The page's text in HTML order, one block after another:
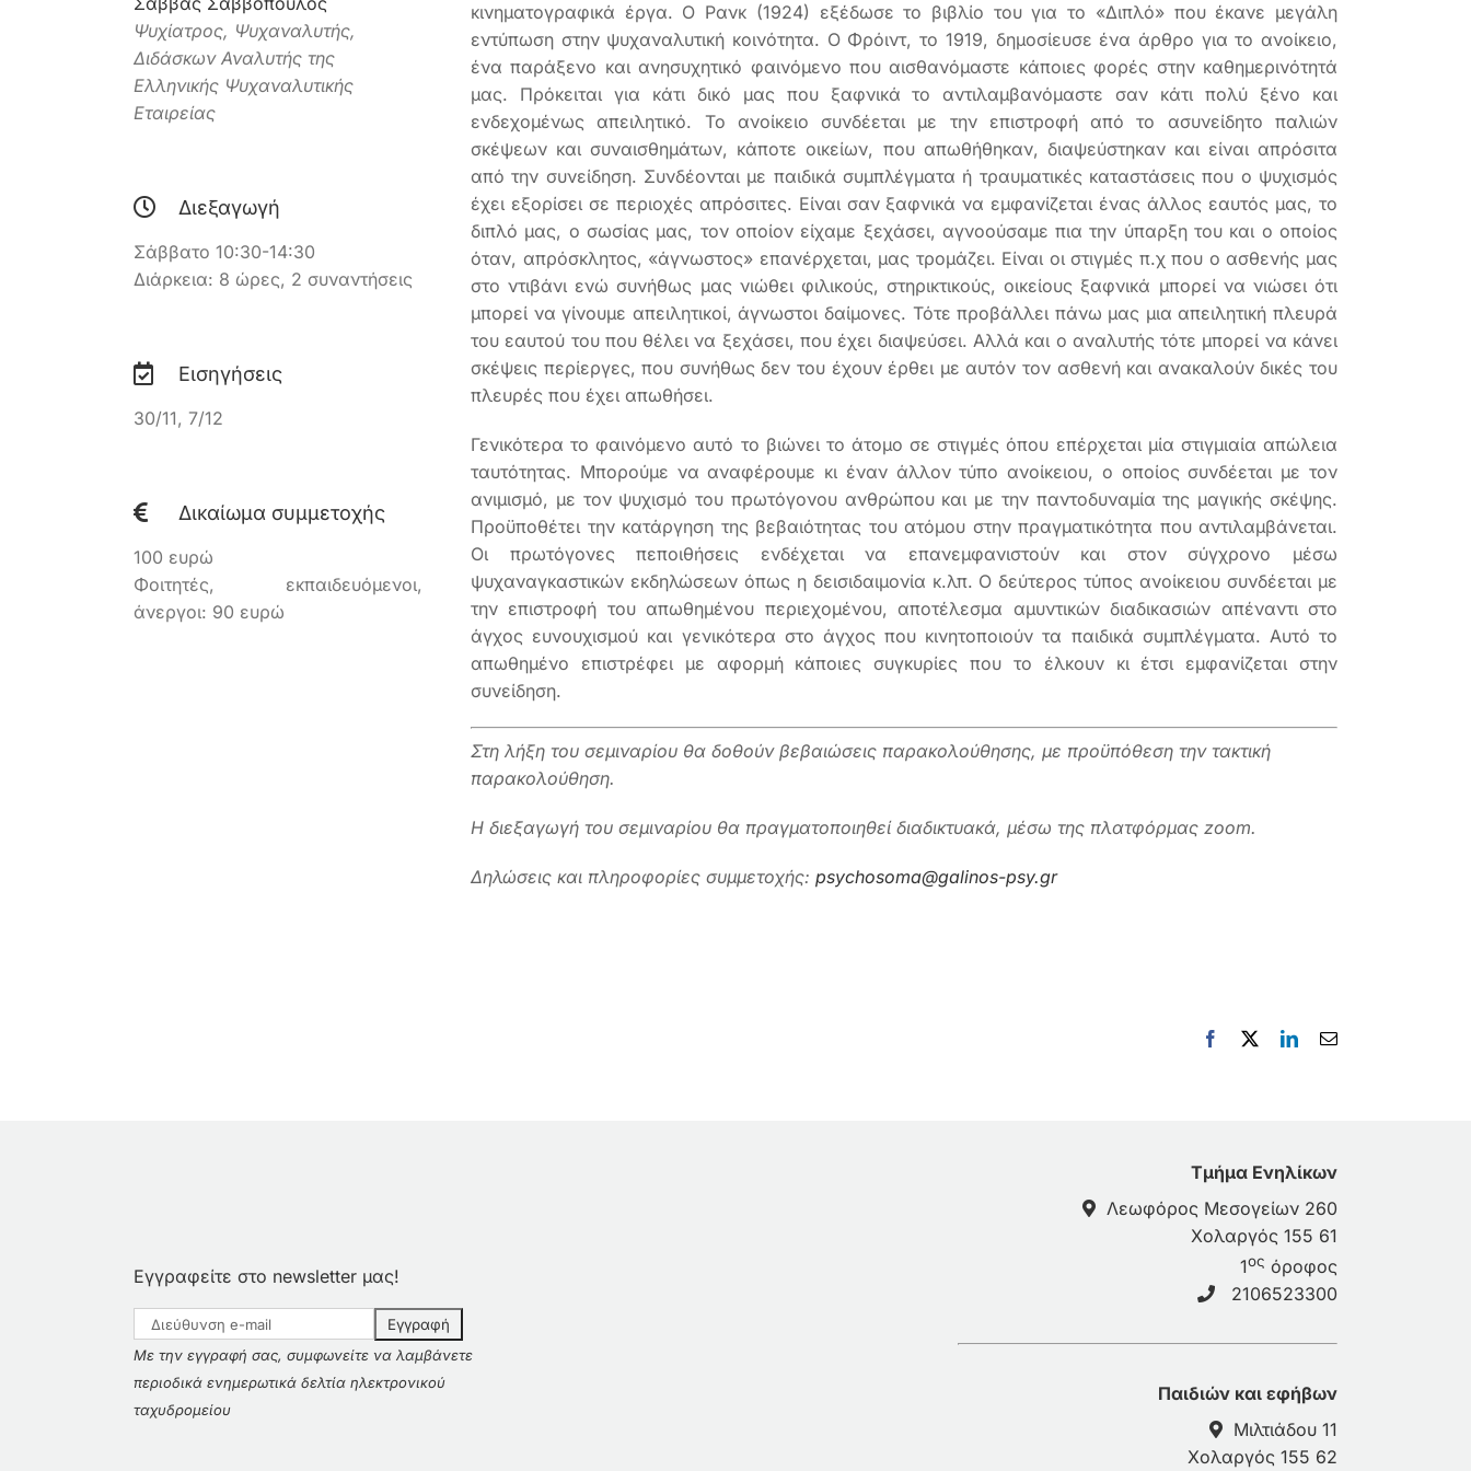
Ψυχίατρος, Ψυχαναλυτής,
Διδάσκων Αναλυτής της
Ελληνικής Ψυχαναλυτικής
Εταιρείας
Διεξαγωγή
Σάββατο 10:30-14:30
Διάρκεια: 8 ώρες, 2 συναντήσεις
Εισηγήσεις
30/11, 7/12
Δικαίωμα συμμετοχής
100 ευρώ
Φοιτητές, εκπαιδευόμενοι,
άνεργοι: 90 ευρώ
κινηματογραφικά έργα. Ο Ρανκ (1924) εξέδωσε το βιβλίο του για το «Διπλό» που έκανε μεγάλη
εντύπωση στην ψυχαναλυτική κοινότητα. Ο Φρόιντ, το 1919, δημοσίευσε ένα άρθρο για το ανοίκειο,
ένα παράξενο και ανησυχητικό φαινόμενο που αισθανόμαστε κάποιες φορές στην καθημερινότητά
μας. Πρόκειται για κάτι δικό μας που ξαφνικά το αντιλαμβανόμαστε σαν κάτι πολύ ξένο και
ενδεχομένως απειλητικό. Το ανοίκειο συνδέεται με την επιστροφή από το ασυνείδητο παλιών
σκέψεων και συναισθημάτων, κάποτε οικείων, που απωθήθηκαν, διαψεύστηκαν και είναι απρόσιτα
από την συνείδηση. Συνδέονται με παιδικά συμπλέγματα ή τραυματικές καταστάσεις που ο ψυχισμός
έχει εξορίσει σε περιοχές απρόσιτες. Είναι σαν ξαφνικά να εμφανίζεται ένας άλλος εαυτός μας, το
διπλό μας, ο σωσίας μας, τον οποίον είχαμε ξεχάσει, αγνοούσαμε πια την ύπαρξη του και ο οποίος
όταν, απρόσκλητος, «άγνωστος» επανέρχεται, μας τρομάζει. Είναι οι στιγμές π.χ που ο ασθενής μας
στο ντιβάνι ενώ συνήθως μας νιώθει φιλικούς, στηρικτικούς, οικείους ξαφνικά μπορεί να νιώσει ότι
μπορεί να γίνουμε απειλητικοί, άγνωστοι δαίμονες. Τότε προβάλλει πάνω μας μια απειλητική πλευρά
του εαυτού του που θέλει να ξεχάσει, που έχει διαψεύσει. Αλλά και ο αναλυτής τότε μπορεί να κάνει
σκέψεις περίεργες, που συνήθως δεν του έχουν έρθει με αυτόν τον ασθενή και ανακαλούν δικές του
πλευρές που έχει απωθήσει.
Γενικότερα το φαινόμενο αυτό το βιώνει το άτομο σε στιγμές όπου επέρχεται μία στιγμιαία απώλεια
ταυτότητας. Μπορούμε να αναφέρουμε κι έναν άλλον τύπο ανοίκειου, ο οποίος συνδέεται με τον
ανιμισμό, με τον ψυχισμό του πρωτόγονου ανθρώπου και με την παντοδυναμία της μαγικής σκέψης.
Προϋποθέτει την κατάργηση της βεβαιότητας του ατόμου στην πραγματικότητα που αντιλαμβάνεται.
Οι πρωτόγονες πεποιθήσεις ενδέχεται να επανεμφανιστούν και στον σύγχρονο μέσω
ψυχαναγκαστικών εκδηλώσεων όπως η δεισιδαιμονία κ.λπ. Ο δεύτερος τύπος ανοίκειου συνδέεται με
την επιστροφή του απωθημένου περιεχομένου, αποτέλεσμα αμυντικών διαδικασιών απέναντι στο
άγχος ευνουχισμού και γενικότερα στο άγχος που κινητοποιούν τα παιδικά συμπλέγματα. Αυτό το
απωθημένο επιστρέφει με αφορμή κάποιες συγκυρίες που το έλκουν κι έτσι εμφανίζεται στην
συνείδηση.
Στη λήξη του σεμιναρίου θα δοθούν βεβαιώσεις παρακολούθησης, με προϋπόθεση την τακτική
παρακολούθηση.
Η διεξαγωγή του σεμιναρίου θα πραγματοποιηθεί διαδικτυακά, μέσω της πλατφόρμας zoom.
Δηλώσεις και πληροφορίες συμμετοχής: psychosoma@galinos-psy.gr
Facebook LinkedInEmail
Εγγραφείτε στο newsletter μας!
Με την εγγραφή σας, συμφωνείτε να λαμβάνετε
περιοδικά ενημερωτικά δελτία ηλεκτρονικού
ταχυδρομείου
Τμήμα Ενηλίκων
Λεωφόρος Μεσογείων 260
Χολαργός 155 61
1ος όροφος
2106523300
Παιδιών και εφήβων
Μιλτιάδου 11
Χολαργός 155 62